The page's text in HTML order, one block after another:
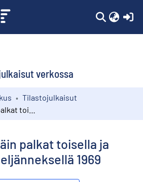
verkossa
Tilastojulkaisut
palkat toisella ja
1969